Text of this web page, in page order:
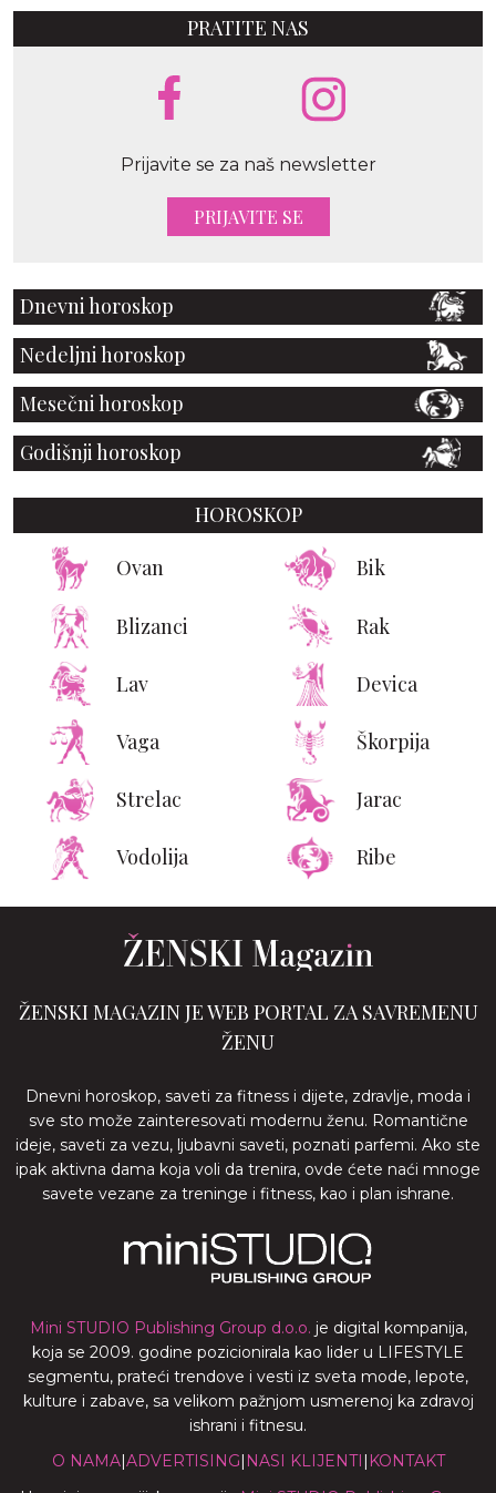
PRATITE NAS
Prijavite se za naš newsletter
PRIJAVITE SE
Dnevni horoskop
Nedeljni horoskop
Mesečni horoskop
Godišnji horoskop
HOROSKOP
Ovan Bik
Blizanci Rak
Lav Devica
Vaga Škorpija
Strelac Jarac
Vodolija Ribe
ŽENSKI MAGAZIN JE WEB PORTAL ZA SAVREMENU
ŽENU
Dnevni horoskop, saveti za fitness i dijete, zdravlje, moda i
sve sto može zainteresovati modernu ženu. Romantične
ideje, saveti za vezu, ljubavni saveti, poznati parfemi. Ako ste
ipak aktivna dama koja voli da trenira, ovde ćete naći mnoge
savete vezane za treninge i fitness, kao i plan ishrane.
Mini STUDIO Publishing Group d.o.o. je digital kompanija,
koja se 2009. godine pozicionirala kao lider u LIFESTYLE
segmentu, prateći trendove i vesti iz sveta mode, lepote,
kulture i zabave, sa velikom pažnjom usmerenoj ka zdravoj
ishrani i fitnesu.
O NAMA|ADVERTISING| NASI KLIJENTI | KONTAKT